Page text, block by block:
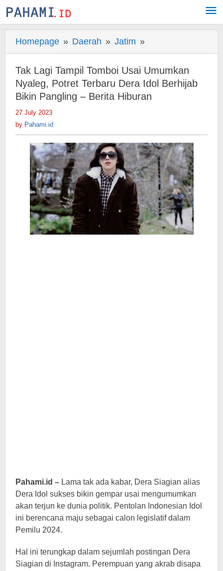
Skip
to
Homepage » Daerah » Jatim »
Lagi
Tampil
Tomboi
Usai
Potret
Terbaru
Dera
Idol
Berhijab
Bikin
Pangling
Tak Lagi Tampil Tomboi Usai Umumkan
Nyaleg, Potret Terbaru Dera Idol Berhijab
Bikin Pangling – Berita Hiburan
27 July 2023
by Pahami.id
Pahami.id – Lama tak ada kabar, Dera Siagian alias
Dera Idol sukses bikin gempar usai mengumumkan
akan terjun ke dunia politik. Pentolan Indonesian Idol
ini berencana maju sebagai calon legislatif dalam
Pemilu 2024.
Hal ini terungkap dalam sejumlah postingan Dera
Siagian di Instagram. Perempuan yang akrab disapa